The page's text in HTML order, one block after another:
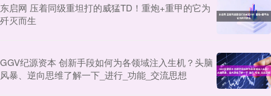
东启网 压着同级重坦打的威猛TD！重炮+重甲的它为
歼灭而生
GGV纪源资本 创新手段如何为各领域注入生机？头脑
风暴、逆向思维了解一下_进行_功能_交流思想